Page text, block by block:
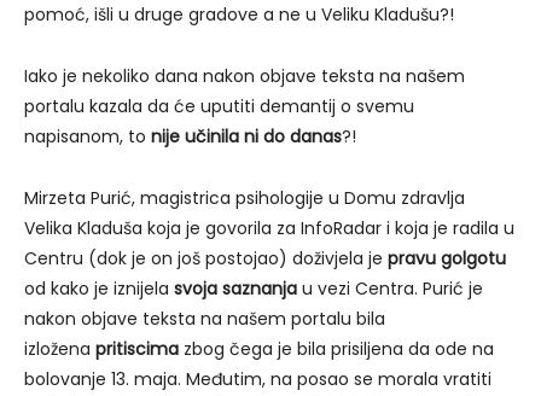
pomoć, išli u druge gradove a ne u Veliku Kladušu?!
Iako je nekoliko dana nakon objave teksta na našem
portalu kazala da će uputiti demantij o svemu
napisanom, to nije učinila ni do danas?!
Mirzeta Purić, magistrica psihologije u Domu zdravlja
Velika Kladuša koja je govorila za InfoRadar i koja je radila u
Centru (dok je on još postojao) doživjela je pravu golgotu
od kako je iznijela svoja saznanja u vezi Centra. Purić je
nakon objave teksta na našem portalu bila
izložena pritiscima zbog čega je bila prisiljena da ode na
bolovanje 13. maja. Međutim, na posao se morala vratiti